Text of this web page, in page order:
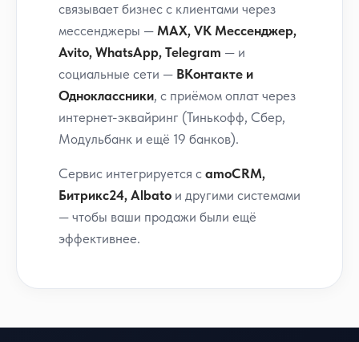
связывает бизнес с клиентами через
мессенджеры — MAX, VK Мессенджер,
Avito, WhatsApp, Telegram — и
социальные сети — ВКонтакте и
Одноклассники, с приёмом оплат через
интернет-эквайринг (Тинькофф, Сбер,
Модульбанк и ещё 19 банков).
Сервис интегрируется с amoCRM,
Битрикс24, Albato и другими системами
— чтобы ваши продажи были ещё
эффективнее.